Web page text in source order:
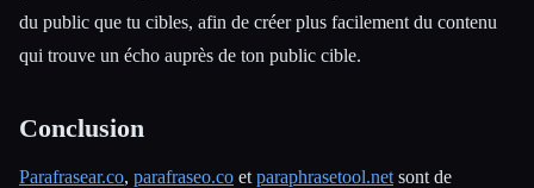
du public que tu cibles, afin de créer plus facilement du contenu
qui trouve un écho auprès de ton public cible.
Conclusion
Parafrasear.co, parafraseo.co et paraphrasetool.net sont de